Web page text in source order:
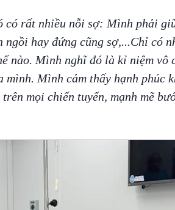
có rất nhiều nỗi sợ: Mình phải
hay đứng cũng sợ,...Chỉ có
nào. Mình nghĩ đó là kỉ niệm vô
Mình cảm thấy hạnh phúc
mọi chiến tuyến, mạnh mẽ